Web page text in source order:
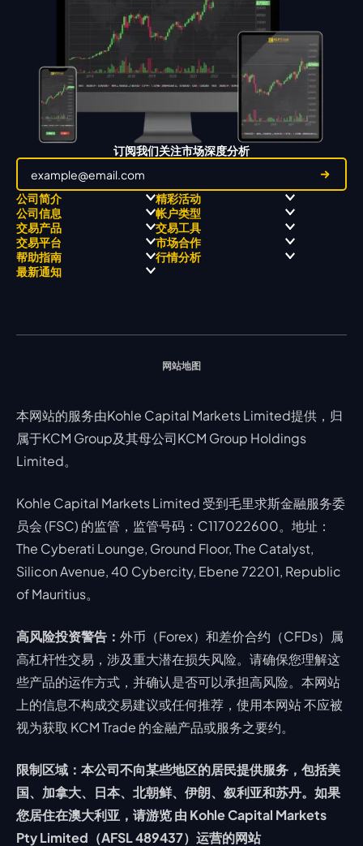
订阅我们关注市场深度分析
公司简介
关于
关于 KCM Group
三大优势
奖项和成就
精彩活动
职业高尔夫 x 飘移队
全球高尔夫锦标赛
公司信息
经营理念
公开信息与风险披露
公司新闻
视频库
帐户类型
ECN 账户
STP 账户
账户比较
交易产品
Forex
贵金属
能源
交易工具
交易平台
MetaTrader 4
MetaTrader 5
市场合作
帮助指南 行情分析
最新通知
网站地图
本网站的服务由Kohle Capital Markets Limited提供，归
属于KCM Group及其母公司KCM Group Holdings
Limited。
Kohle Capital Markets Limited 受到毛里求斯金融服务委
员会 (FSC) 的监管，监管号码：C117022600。地址：
The Cyberati Lounge, Ground Floor, The Catalyst,
Silicon Avenue, 40 Cybercity, Ebene 72201, Republic
of Mauritius。
高风险投资警告： 外币（Forex）和差价合约（CFDs）属
高杠杆性交易，涉及重大潜在损失风险。请确保您理解这
些产品的运作方式，并确认是否可以承担高风险。本网站
上的信息不构成交易建议或任何推荐，使用本网站 不应被
视为获取 KCM Trade 的金融产品或服务之要约。
限制区域：本公司不向某些地区的居民提供服务，包括美
国、加拿大、日本、北朝鲜、伊朗、叙利亚和苏丹。如果
您居住在澳大利亚，请游览 由 Kohle Capital Markets
Pty Limited（AFSL 489437）运营的网站